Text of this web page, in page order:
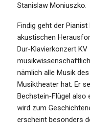
Stanislaw Moniuszko.
Findig geht der
akustischen
Dur-Klavierkonzert
nämlich alle Musik
Musiktheater hat. Er
Bechstein-Flügel also
wird zum
erscheint besonders